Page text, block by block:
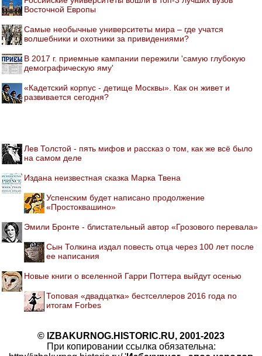
Восточной Европы
Самые необычные университеты мира – где учатся
волшебники и охотники за привидениями?
В 2017 г. приемные кампании пережили 'самую глубокую
демографическую яму'
«Кадетский корпус - детище Москвы». Как он живет и
развивается сегодня?
Лев Толстой - пять мифов и рассказ о том, как же всё было
на самом деле
Издана неизвестная сказка Марка Твена
Успенским будет написано продолжение
«Простоквашино»
Эмили Бронте - блистательный автор «Грозового перевала»
Сын Толкина издал повесть отца через 100 лет после
ее написания
Новые книги о вселенной Гарри Поттера выйдут осенью
Топовая «двадцатка» бестселлеров 2016 года по
итогам Forbes
© IZBAKURNOG.HISTORIC.RU, 2001-2023
При копировании ссылка обязательна: